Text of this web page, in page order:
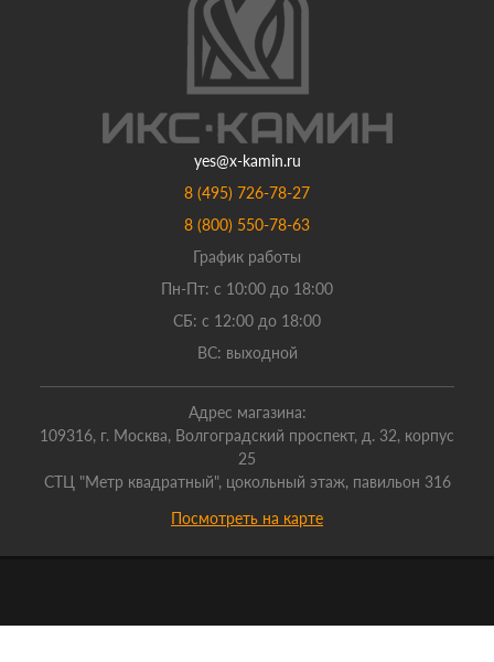
yes@x-kamin.ru
8 (495) 726-78-27
8 (800) 550-78-63
График работы
Пн-Пт: с 10:00 до 18:00
СБ: с 12:00 до 18:00
ВС: выходной
Адрес магазина:
109316, г. Москва, Волгоградский проспект, д. 32, корпус
25
СТЦ "Метр квадратный", цокольный этаж, павильон 316
Посмотреть на карте